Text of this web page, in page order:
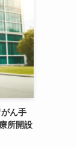
ん手
所開設